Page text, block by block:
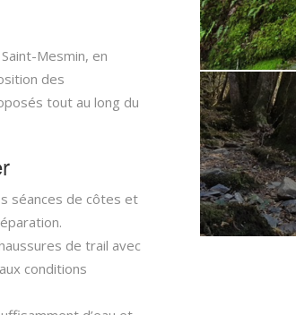
Mesmin, en
des
tout au long du
séances de côtes et
de trail avec
conditions